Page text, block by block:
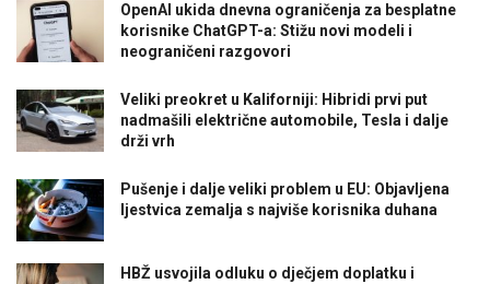
OpenAI ukida dnevna ograničenja za besplatne
korisnike ChatGPT-a: Stižu novi modeli i
neograničeni razgovori
Veliki preokret u Kaliforniji: Hibridi prvi put
nadmašili električne automobile, Tesla i dalje
drži vrh
Pušenje i dalje veliki problem u EU: Objavljena
ljestvica zemalja s najviše korisnika duhana
HBŽ usvojila odluku o dječjem doplatku i